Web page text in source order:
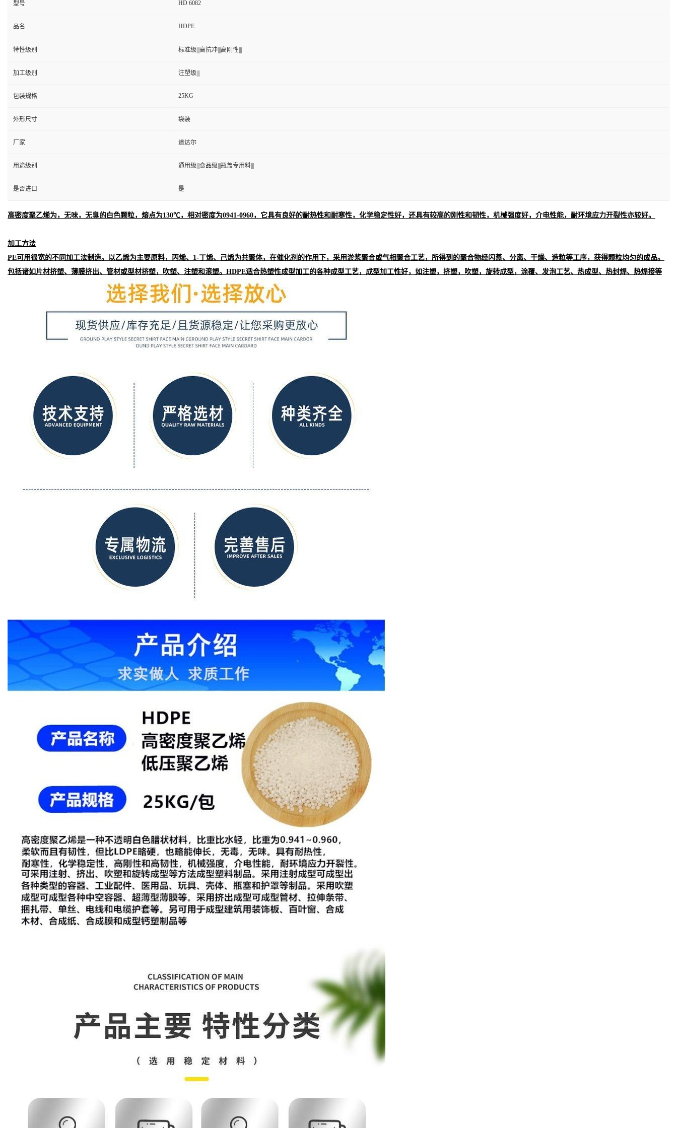
型号 HD 6082
品名 HDPE
特性级别 标准级|||高抗冲|||高刚性|||
加工级别 注塑级|||
包装规格 25KG
外形尺寸 袋装
厂家 道达尔
用途级别 通用级|||食品级|||瓶盖专用料|||
是否进口 是
高密度聚乙烯为，无味，无臭的白色颗粒，熔点为130℃，相对密度为0941-0960，它具有良好的耐热性和耐寒性，化学稳定性好，还具有较高的刚性和韧性，机械强度好，介电性能，耐环境应力开裂性亦较好。
加工方法
PE可用很宽的不同加工法制造。以乙烯为主要原料，丙烯、1-丁烯、己烯为共聚体，在催化剂的作用下，采用淤浆聚合或气相聚合工艺，所得到的聚合物经闪蒸、分离、干燥、造粒等工序，获得颗粒均匀的成品。
包括诸如片材挤塑、薄膜挤出、管材或型材挤塑，吹塑、注塑和滚塑。HDPE适合热塑性成型加工的各种成型工艺，成型加工性好，如注塑，挤塑，吹塑，旋转成型，涂覆、发泡工艺、热成型、热封焊、热焊接等